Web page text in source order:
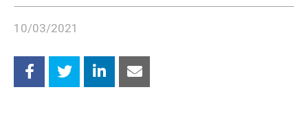
10/03/2021